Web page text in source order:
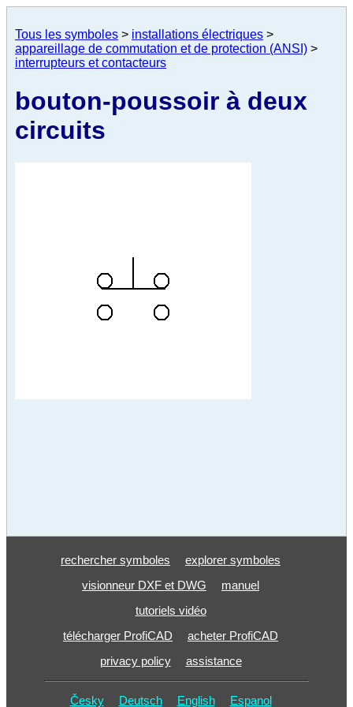
Tous les symboles > installations électriques >
appareillage de commutation et de protection (ANSI) >
interrupteurs et contacteurs
bouton-poussoir à deux
circuits
rechercher symboles
explorer symboles
visionneur DXF et DWG
manuel
tutoriels vidéo
télécharger ProfiCAD
acheter ProfiCAD
privacy policy
assistance
Česky Deutsch English Espanol